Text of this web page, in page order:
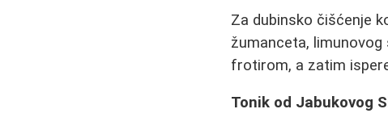
Za dubinsko čišćenje
žumanceta,
frotirom, a zatim
Tonik od Jabukovog